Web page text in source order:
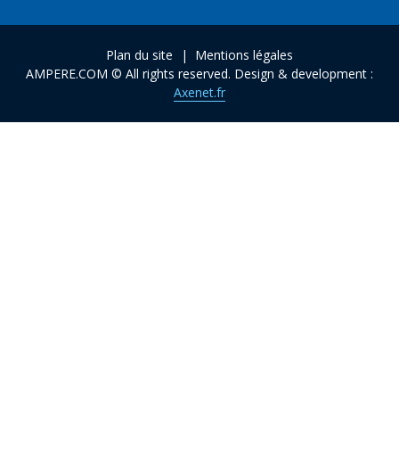
Plan du site
Mentions légales
AMPERE.COM © All rights reserved. Design & development :
Axenet.fr